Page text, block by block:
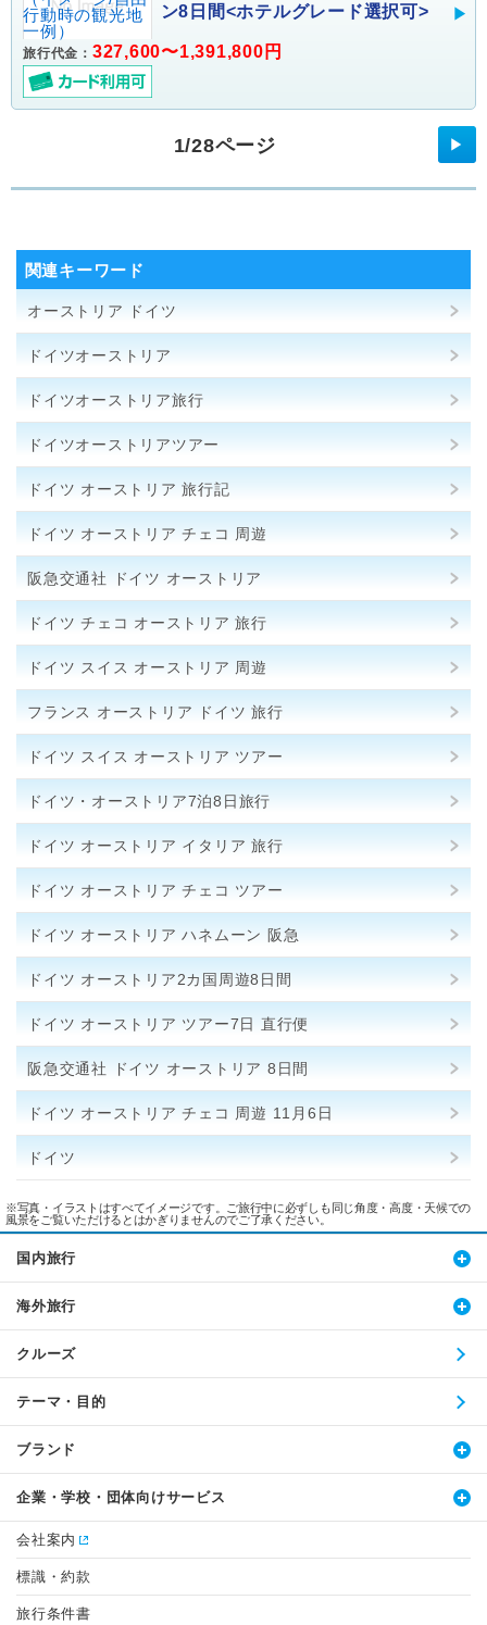
ン8日間<ホテルグレード選択可>
旅行代金： 327,600〜1,391,800円
1/28ページ ▶
関連キーワード
オーストリア ドイツ
ドイツオーストリア
ドイツオーストリア旅行
ドイツオーストリアツアー
ドイツ オーストリア 旅行記
ドイツ オーストリア チェコ 周遊
阪急交通社 ドイツ オーストリア
ドイツ チェコ オーストリア 旅行
ドイツ スイス オーストリア 周遊
フランス オーストリア ドイツ 旅行
ドイツ スイス オーストリア ツアー
ドイツ・オーストリア7泊8日旅行
ドイツ オーストリア イタリア 旅行
ドイツ オーストリア チェコ ツアー
ドイツ オーストリア ハネムーン 阪急
ドイツ オーストリア2カ国周遊8日間
ドイツ オーストリア ツアー7日 直行便
阪急交通社 ドイツ オーストリア 8日間
ドイツ オーストリア チェコ 周遊 11月6日
ドイツ
※写真・イラストはすべてイメージです。ご旅行中に必ずしも同じ角度・高度・天候での
風景をご覧いただけるとはかぎりませんのでご了承ください。
国内旅行
海外旅行
クルーズ
テーマ・目的
ブランド
企業・学校・団体向けサービス
会社案内
標識・約款
旅行条件書